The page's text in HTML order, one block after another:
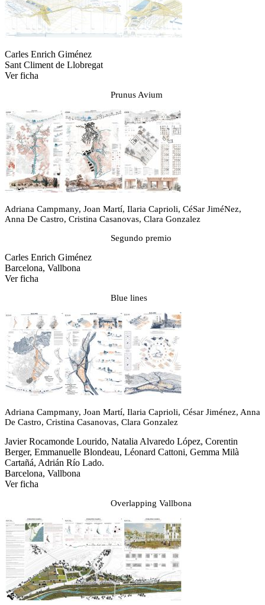
Carles Enrich Giménez
Sant Climent de Llobregat
Ver ficha
Prunus Avium
Adriana Campmany, Joan Martí, Ilaria Caprioli, CéSar JiméNez,
Anna De Castro, Cristina Casanovas, Clara Gonzalez
Segundo premio
Carles Enrich Giménez
Barcelona, Vallbona
Ver ficha
Blue lines
Adriana Campmany, Joan Martí, Ilaria Caprioli, César Jiménez, Anna
De Castro, Cristina Casanovas, Clara Gonzalez
Javier Rocamonde Lourido, Natalia Alvaredo López, Corentin
Berger, Emmanuelle Blondeau, Léonard Cattoni, Gemma Milà
Cartañá, Adrián Río Lado.
Barcelona, Vallbona
Ver ficha
Overlapping Vallbona